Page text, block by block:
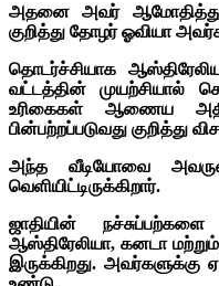
அதனை அவர்
குறித்து தோழர் ஓவியா
தொடர்ச்சியாக
வட்டத்தின் முயற்சியால்
உரிகைகள் ஆணைய
பின்பற்றப்படுவது குறித்து
அந்த வீடியோவை
வெளியிட்டிருக்கிறார்.
ஜாதியின்
ஆஸ்திரேலியா, கனடா
இருக்கிறது.அவர்களுக்கு